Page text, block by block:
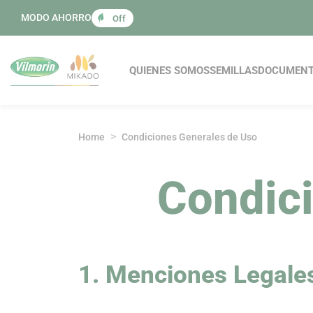
MODO AHORRO Off
Navegación
QUIENES SOMOSSEMILLAS
Home Condiciones Generales de Uso
1. Menciones
Panel de gestión de cookies